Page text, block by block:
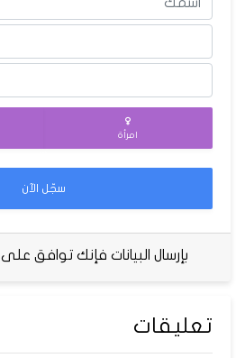
امرأة
سجّل الآن
بإرسال البيانات فإنك توافق على
تعليقات